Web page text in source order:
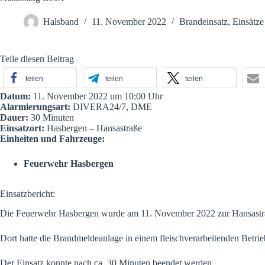
Halsband 11. November 2022 Brandeinsatz,
Teile diesen Beitrag
teilen teilen teilen
Datum: 11. November 2022 um 10:00 Uhr
Alarmierungsart: DIVERA24/7, DME
Dauer: 30 Minuten
Einsatzort: Hasbergen – Hansastraße
Einheiten und Fahrzeuge:
Feuerwehr Hasbergen
Einsatzbericht:
Die Feuerwehr Hasbergen wurde am 11. November 2022 zur
Dort hatte die Brandmeldeanlage in einem fleischverarbeitenden
Der Einsatz konnte nach ca. 30 Minuten beendet werden.